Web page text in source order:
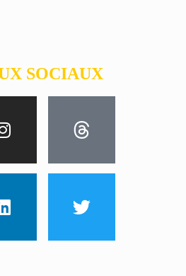
SOCIAUX